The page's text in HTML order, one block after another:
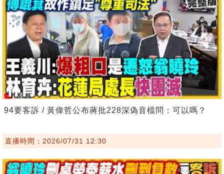
94要客訴 / 黃偉哲公布蔣批228深偽音檔問：可以嗎？
直播時間：2026/07/31 12:30